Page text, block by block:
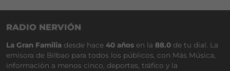
RADIO NERVIÓN
La Gran Familia desde hace 40 años en la 88.0 de tu dial. La
emisora de Bilbao para todos los públicos, con Más Música,
información a menos cinco, deportes, tráfico y la